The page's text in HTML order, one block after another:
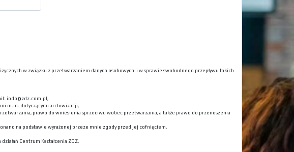
w związku z przetwarzaniem danych osobowych i w sprawie swobodnego przepływu takich
iodo@zdz.com.pl,
m.in. dotyczącymi archiwizacji,
prawo do wniesienia sprzeciwu wobec przetwarzania, a także prawo do przenoszenia
na podstawie wyrażonej przeze mnie zgody przed jej cofnięciem,
Centrum Kształcenia ZDZ,